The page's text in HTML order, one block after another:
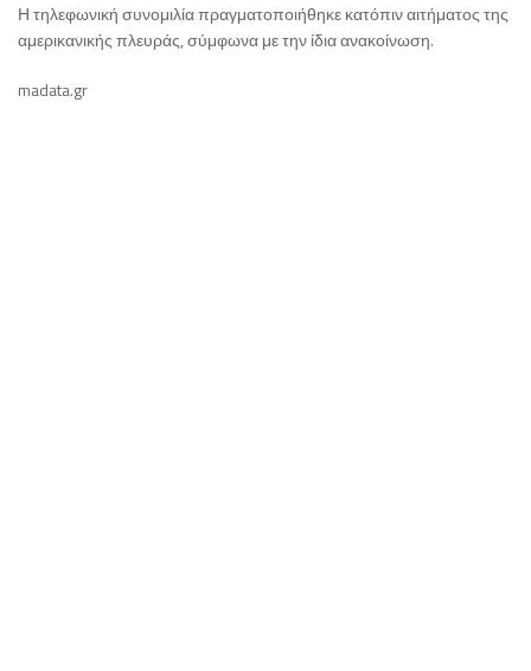
Η τηλεφωνική συνομιλία πραγματοποιήθηκε κατόπιν αιτήματος της
αμερικανικής πλευράς, σύμφωνα με την ίδια ανακοίνωση.
madata.gr